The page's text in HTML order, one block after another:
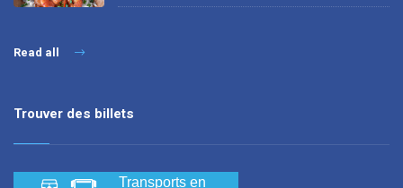
Read all
Trouver des billets
Transports en